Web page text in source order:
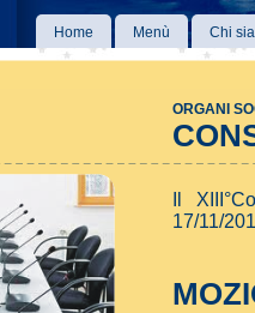
Home Menù Chi
ORGANI
Il
17/11/